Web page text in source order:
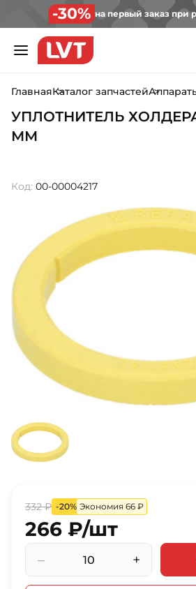
-30% на первый заказ при
ГлавнаяКаталог запчастей
УПЛОТНИТЕЛЬ ХОЛДЕРА
ММ
Код: 00-00004217
332 ₽ -20% Экономия 66 ₽
266 ₽/шт
– +